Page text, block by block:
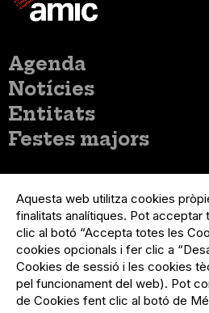
Menú
principal
Agenda
Notícies
Entitats
Festes majors
del
compte
d'usuari
Menú
usuari
no
loggat
Registre
Menú
Peu
Sobre el projecte
Preguntes
Contacte
Aquesta web utilitza cookies
finalitats analítiques. Pot
clic al botó “Accepta totes les
cookies opcionals i fer clic a
Cookies de sessió i les cookies
pel funcionament del web). Pot
de Cookies fent clic al botó de